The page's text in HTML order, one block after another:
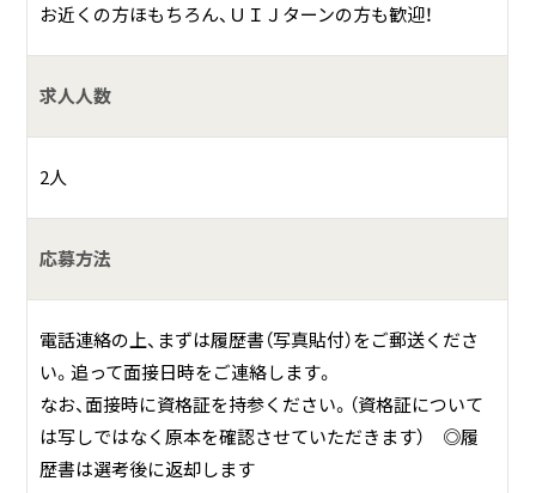
お近くの方ほもちろん、ＵＩＪターンの方も歓迎！
求人人数
2人
応募方法
電話連絡の上、まずは履歴書（写真貼付）をご郵送くださ
い。追って面接日時をご連絡します。
なお、面接時に資格証を持参ください。（資格証について
は写しではなく原本を確認させていただきます） ◎履
歴書は選考後に返却します